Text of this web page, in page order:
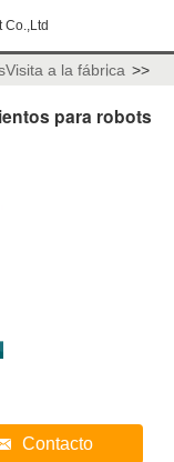
Co.,Ltd
Visita a la fábrica >>
para robots
Contacto